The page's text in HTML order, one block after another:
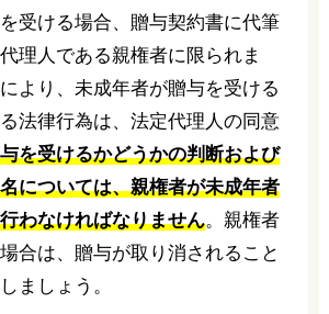
受ける場合、贈与契約書に代筆
理人である親権者に限られま
より、未成年者が贈与を受ける
法律行為は、法定代理人の同意
を受けるかどうかの判断および
については、親権者が未成年者
わなければなりません。親権者
合は、贈与が取り消されること
ましょう。